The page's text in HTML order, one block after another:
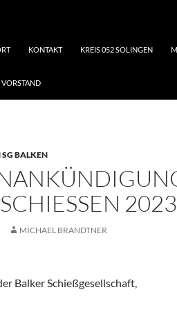
KONTAKT KREIS 052 SOLINGEN
VORSTAND
BALKEN
2023
MICHAEL BRANDTNER
Balker Schießgesellschaft,